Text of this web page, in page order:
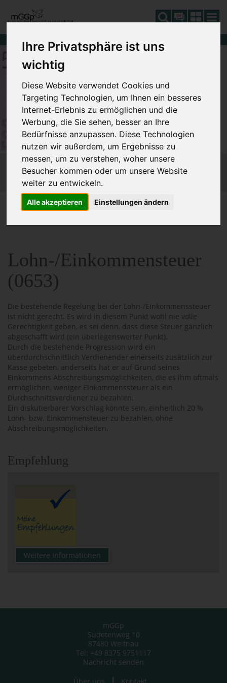
Ihre Privatsphäre ist uns
wichtig
Diese Website verwendet Cookies und
Targeting Technologien, um Ihnen ein besseres
Internet-Erlebnis zu ermöglichen und die
Werbung, die Sie sehen, besser an Ihre
Bedürfnisse anzupassen. Diese Technologien
nutzen wir außerdem, um Ergebnisse zu
messen, um zu verstehen, woher unsere
Besucher kommen oder um unsere Website
weiter zu entwickeln.
Alle akzeptieren Einstellungen ändern
DE
SIE SIND HIER: FINANZIERUNG
Lohn-/Einkommensteuer
(0653)
Die bestehende Regelung bei der Lohn-/Einkommenssteuer
ist nicht gerecht. Es wird in diesem Punkt wohl nie volle
Gerechtigkeit geben, es sei denn, dass diese Steuer gänzlich
abgeschafft wird (ein überlegenswerter Punkt).
Durch die bestehende Progression wird ein
überdurchschnittlich Verdienender einerseits zusätzlich zur
Kasse gebeten, anderseits hat er auf Grund seines
Einkommens Abschreibungsmöglichkeiten, die es ihm oftmals
ermöglichen, weniger Einkommenssteuer als ein
Durchschnittsverdiener zu bezahlen.
Ein diskutierbarer Vorschlag könnte sein, einheitlich 20 %
Lohn- bzw. Einkommensteuer zu bezahlen, ohne
Abschreibungsmöglichkeiten.
Empfehlung
Weitere Informationen
mGGp
Sudetenweg 10
87480 Weitnau
Tel: +49 8375 9751117
Nachricht senden